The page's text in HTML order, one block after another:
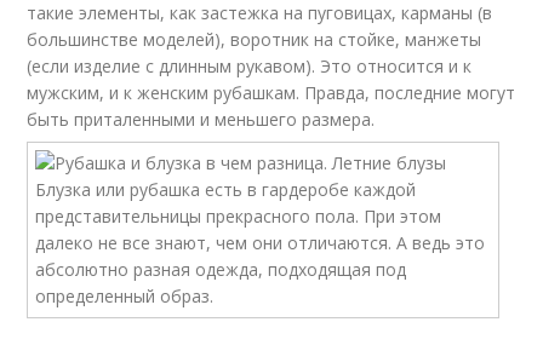
такие элементы, как застежка на пуговицах, карманы (в
большинстве моделей), воротник на стойке, манжеты
(если изделие с длинным рукавом). Это относится и к
мужским, и к женским рубашкам. Правда, последние могут
быть приталенными и меньшего размера.